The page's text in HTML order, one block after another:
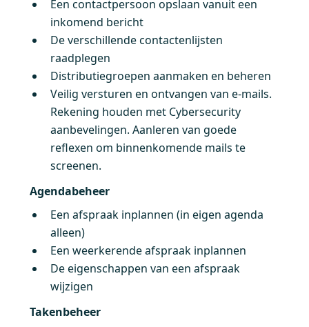
Een contactpersoon opslaan vanuit een
inkomend bericht
De verschillende contactenlijsten
raadplegen
Distributiegroepen aanmaken en beheren
Veilig versturen en ontvangen van e-mails.
Rekening houden met Cybersecurity
aanbevelingen. Aanleren van goede
reflexen om binnenkomende mails te
screenen.
Agendabeheer
Een afspraak inplannen (in eigen agenda
alleen)
Een weerkerende afspraak inplannen
De eigenschappen van een afspraak
wijzigen
Takenbeheer